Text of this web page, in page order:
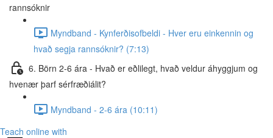
rannsóknir
Myndband - Kynferðisofbeldi - Hver eru einkennin og
hvað segja rannsóknir? (7:13)
6. Börn 2-6 ára - Hvað er eðlilegt, hvað veldur áhyggjum og
hvenær þarf sérfræðiálit?
Myndband - 2-6 ára (10:11)
Teach online with